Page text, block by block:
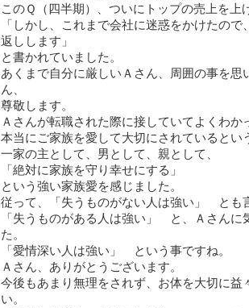
このＱ（四半期）、ついにトップの売上を上
「しかし、これまで会社に迷惑をかけたの
返しします」
と書かれていました。
あくまで自分に厳しいＡさん、周囲の事を思
ん、
尊敬します。
Ａさんが転職された際に接していてよくわか
本当にご家族を愛して大切にされているとい
一家の主として、男として、親として、
「絶対に家族を守り幸せにする」
という強い家族愛を感じました。
従って、「失うものがない人は強い」 とも
「失うものがある人は強い」 と、Ａさんに
た。
「愛情深い人は強い」 という事ですね。
Ａさん、ありがとうございます。
今後もあまり無理をされず、お体を大切に益
い。